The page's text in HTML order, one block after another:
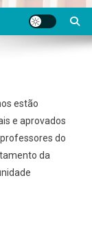
estão
e aprovados
do
da